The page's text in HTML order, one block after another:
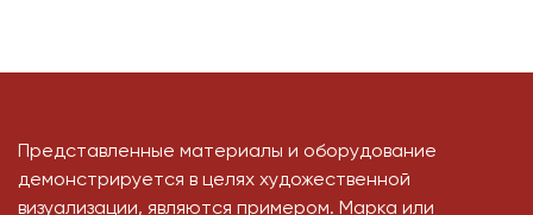
Представленные материалы и оборудование
демонстрируется в целях художественной
визуализации, являются примером. Марка или